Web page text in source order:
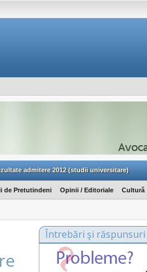
admitere 2012 (studii universitare)
de Pretutindeni Opinii / Editoriale Cultură
Întrebări şi răspunsuri